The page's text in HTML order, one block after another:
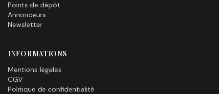
Points de dépôt
Annonceurs
Newsletter
INFORMATIONS
Mentions légales
CGV
Politique de confidentialité